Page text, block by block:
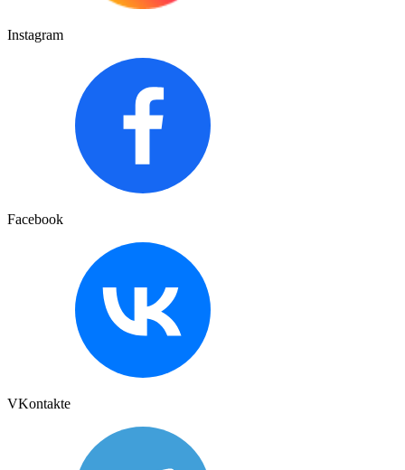
Instagram
Facebook
VKontakte